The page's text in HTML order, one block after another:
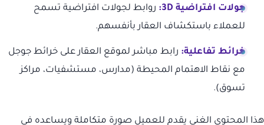
جولات افتراضية 3D:
روابط لجولات افتراضية تسمح
للعملاء باستكشاف العقار بأنفسهم.
خرائط تفاعلية: رابط مباشر لموقع العقار على خرائط جوجل
مع نقاط الاهتمام المحيطة (مدارس، مستشفيات، مراكز
تسوق).
هذا المحتوى الغني يقدم للعميل صورة متكاملة ويساعده في